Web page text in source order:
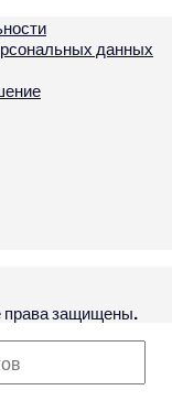
данных
защищены.